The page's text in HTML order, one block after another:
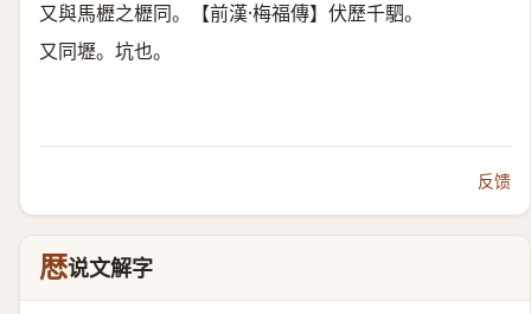
又與馬櫪之櫪同。【前漢·梅福傳】伏歷千駟。
又同壢。坑也。
反馈
厯说文解字